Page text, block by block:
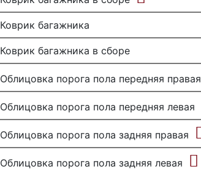
Коврик багажника
Коврик багажника в сборе
Облицовка порога пола передняя правая
Облицовка порога пола передняя левая
Облицовка порога пола задняя правая
Облицовка порога пола задняя левая